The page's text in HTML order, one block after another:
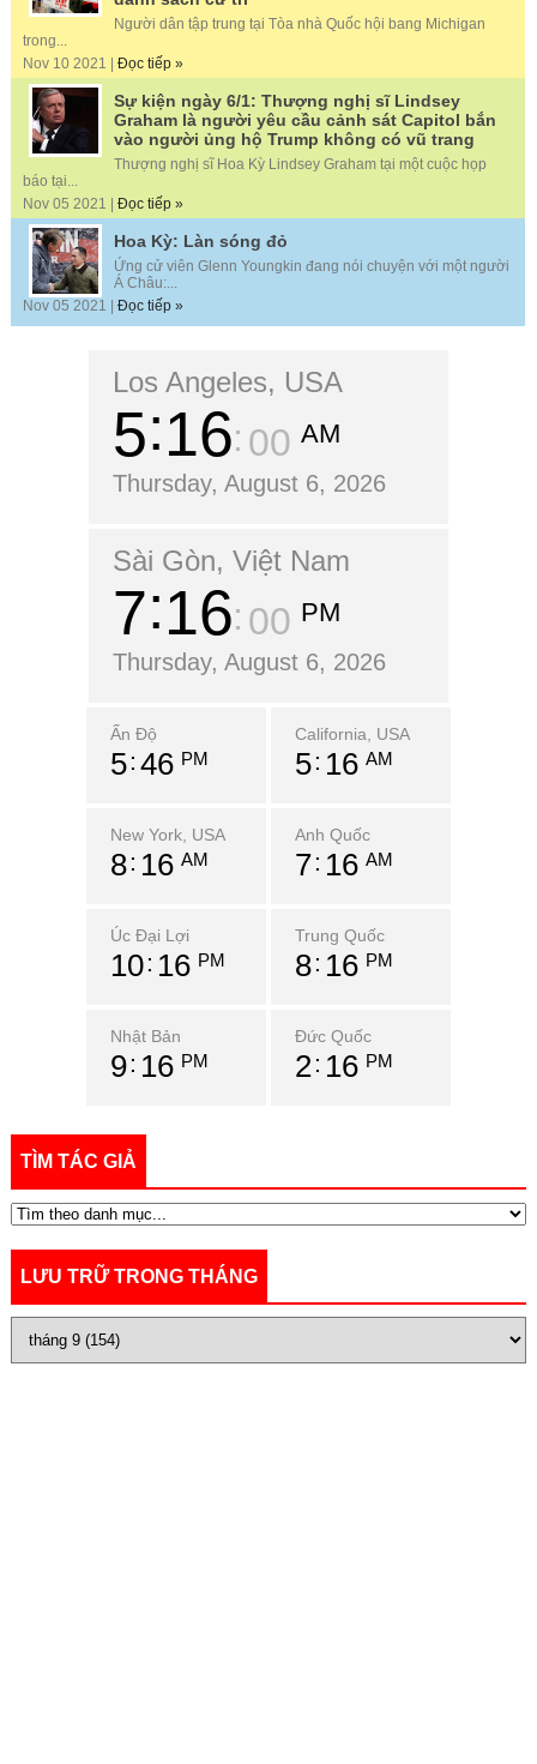
Người dân tập trung tại Tòa nhà Quốc hội bang Michigan
trong...
Nov 10 2021 | Đọc tiếp »
Sự kiện ngày 6/1: Thượng nghị sĩ Lindsey
Graham là người yêu cầu cảnh sát Capitol bắn
vào người ủng hộ Trump không có vũ trang
Thượng nghị sĩ Hoa Kỳ Lindsey Graham tại một cuộc họp
báo tại...
Nov 05 2021 | Đọc tiếp »
Hoa Kỳ: Làn sóng đỏ
Ứng cử viên Glenn Youngkin đang nói chuyện với một người
Á Châu:...
Nov 05 2021 | Đọc tiếp »
Los Angeles, USA
5 16 01 AM
Thursday, August 6, 2026
Sài Gòn, Việt Nam
7 16 01 PM
Thursday, August 6, 2026
Ấn Độ
5 46 PM
California, USA
5 16 AM
New York, USA
8 16 AM
Anh Quốc
7 16 AM
Úc Đại Lợi
10 16 PM
Trung Quốc
8 16 PM
Nhật Bản
9 16 PM
Đức Quốc
2 16 PM
TÌM TÁC GIẢ
LƯU TRỮ TRONG THÁNG